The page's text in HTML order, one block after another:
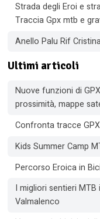
Strada degli Eroi e
Traccia Gpx mtb e
Anello Palu Rif
Ultimi articoli
Nuove funzioni di
prossimità, mappe
Confronta tracce
Kids Summer Camp
Percorso Eroica in
I migliori sentieri MTB
Valmalenco